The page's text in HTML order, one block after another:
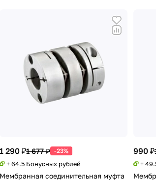
1 290 ₽1 677 ₽ -23%
+ 64.5 Бонусных рублей
Мембранная соединительная муфта
990 ₽
+